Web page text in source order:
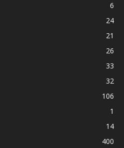
6
24
21
26
33
32
106
1
14
400